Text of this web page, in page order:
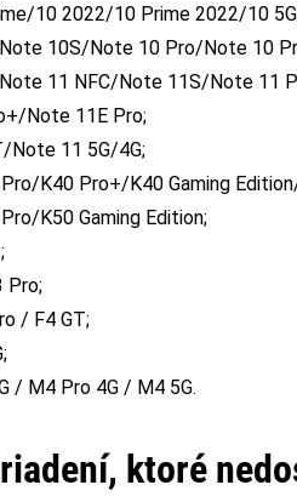
10 2022/10 Prime 2022/10
10S/Note 10 Pro/Note 10
11 NFC/Note 11S/Note 11
Note 11E Pro;
Note 11 5G/4G;
K40 Pro+/K40 Gaming
K50 Gaming Edition;
Pro;
/ F4 GT;
/ M4 Pro 4G / M4 5G.
ktoré